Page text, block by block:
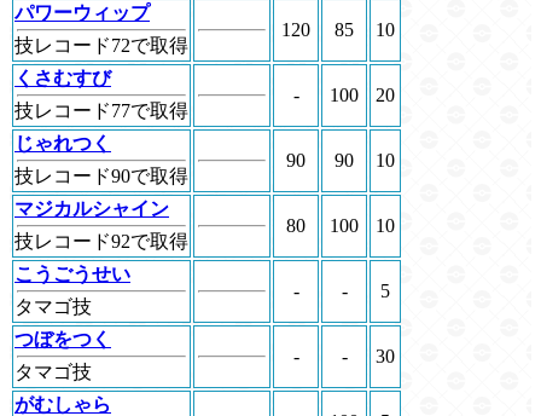
パワーウィップ
技レコード72で取得
120 85 10
くさむすび
技レコード77で取得
- 100 20
じゃれつく
技レコード90で取得
90 90 10
マジカルシャイン
技レコード92で取得
80 100 10
こうごうせい
タマゴ技
- - 5
つぼをつく
タマゴ技
- - 30
がむしゃら